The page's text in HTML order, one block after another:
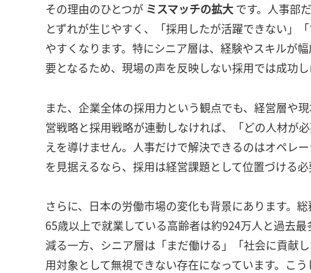
その理由のひとつが ミスマッチの拡大です。人事部
とずれが生じやすく、「採用したが活躍できない」
やすくなります。特にシニア層は、経験やスキルが
要となるため、現場の声を反映しない採用では成功し
また、企業全体の採用力という観点でも、経営層や
営戦略と採用戦略が連動しなければ、「どの人材が
えを導けません。人事だけで解決できるのはオペレ
を見据えるなら、採用は経営課題として位置づける必
さらに、日本の労働市場の変化も背景にあります。
65歳以上で就業している高齢者は約924万人と過去
減る一方、シニア層は「まだ働ける」「社会に貢献
用対象として無視できない存在になっています。こ